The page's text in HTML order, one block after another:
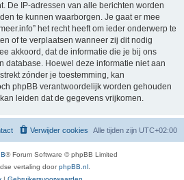
De IP-adressen van alle berichten worden
te kunnen waarborgen. Je gaat er mee
het recht heeft om ieder onderwerp te
of te verplaatsen wanneer zij dit nodig
akkoord, dat de informatie die je bij ons
database. Hoewel deze informatie niet aan
zónder je toestemming, kan
phpBB verantwoordelijk worden gehouden
leiden dat de gegevens vrijkomen.
Alle tijden zijn UTC+02:00
Verwijder cookies
® Forum Software © phpBB Limited
vertaling doorphpBB.nl